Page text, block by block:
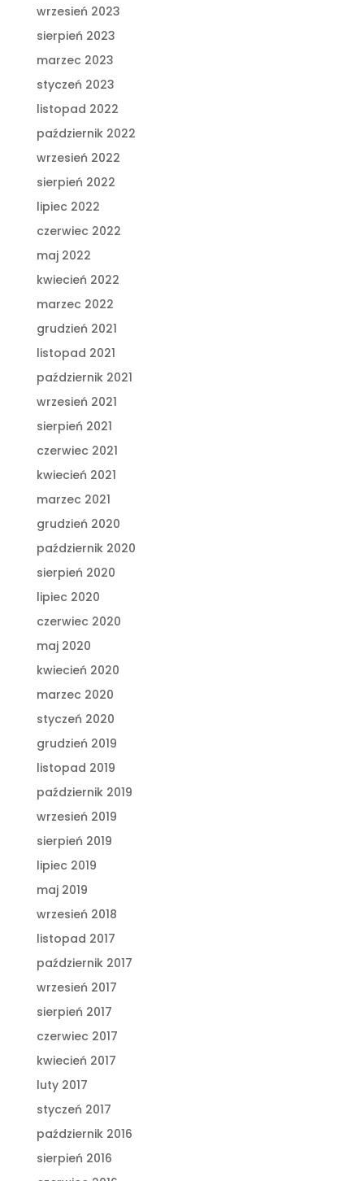
wrzesień 2023
sierpień 2023
marzec 2023
styczeń 2023
listopad 2022
październik 2022
wrzesień 2022
sierpień 2022
lipiec 2022
czerwiec 2022
maj 2022
kwiecień 2022
marzec 2022
grudzień 2021
listopad 2021
październik 2021
wrzesień 2021
sierpień 2021
czerwiec 2021
kwiecień 2021
marzec 2021
grudzień 2020
październik 2020
sierpień 2020
lipiec 2020
czerwiec 2020
maj 2020
kwiecień 2020
marzec 2020
styczeń 2020
grudzień 2019
listopad 2019
październik 2019
wrzesień 2019
sierpień 2019
lipiec 2019
maj 2019
wrzesień 2018
listopad 2017
październik 2017
wrzesień 2017
sierpień 2017
czerwiec 2017
kwiecień 2017
luty 2017
styczeń 2017
październik 2016
sierpień 2016